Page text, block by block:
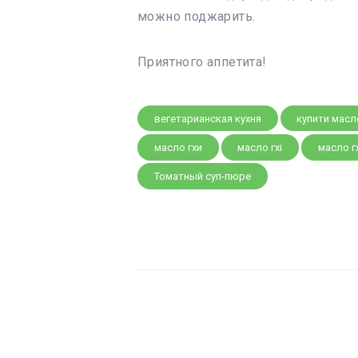
можно поджарить.
Приятного аппетита!
вегетарианская кухня купити
масло гхи масло гхі масло
Томатный суп-пюре